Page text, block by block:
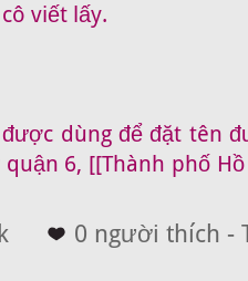
viết lấy.
dùng để đặt tên
quận 6, [[Thành phố
0 người thích -